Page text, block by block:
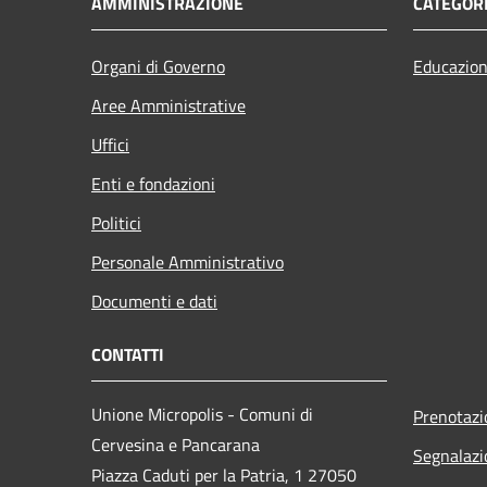
Organi di Governo
Aree Amministrative
Uffici
Enti e fondazioni
Politici
Personale Amministrativo
Documenti e dati
CONTATTI
Unione Micropolis - Comuni di
Cervesina e Pancarana
Piazza Caduti per la Patria, 1 27050